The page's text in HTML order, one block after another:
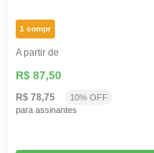
1 compr
A partir de
R$ 87,50
R$ 78,75
10% OFF
para assinantes